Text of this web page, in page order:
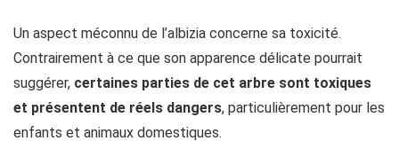
Un aspect méconnu de l’albizia concerne sa toxicité.
Contrairement à ce que son apparence délicate pourrait
suggérer, certaines parties de cet arbre sont toxiques
et présentent de réels dangers, particulièrement pour les
enfants et animaux domestiques.